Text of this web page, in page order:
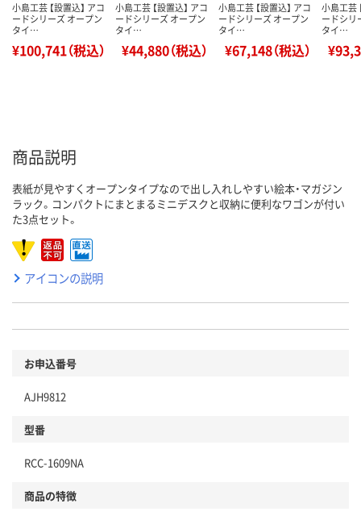
小島工芸 【設置込】 アコ
ードシリーズ オープン
タイ…
¥100,741（税込）
小島工芸 【設置込】 アコ
ードシリーズ オープン
タイ…
¥44,880（税込）
小島工芸 【設置込】 アコ
ードシリーズ オープン
タイ…
¥67,148（税込）
小島工芸
ードシリ
タイ…
商品説明
表紙が見やすくオープンタイプなので出し入れしやすい絵本・マガジン
ラック。コンパクトにまとまるミニデスクと収納に便利なワゴンが付い
た3点セット。
アイコンの説明
お申込番号
AJH9812
型番
RCC-1609NA
商品の特徴